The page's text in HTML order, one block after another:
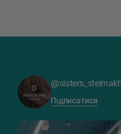
Підписатися